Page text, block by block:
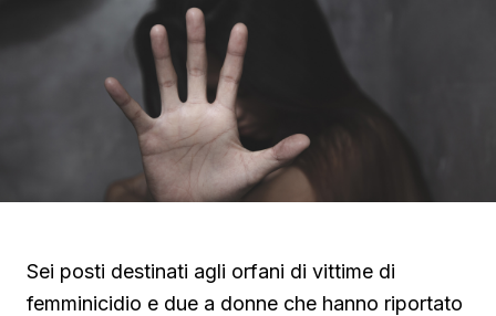
Sei posti destinati agli orfani di vittime di
femminicidio e due a donne che hanno riportato